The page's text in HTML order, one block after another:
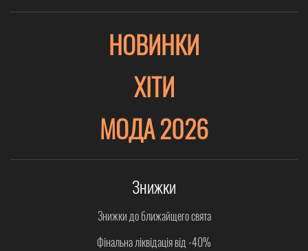
НОВИНКИ
ХІТИ
МОДА 2026
Знижки
Знижки до ближайщего свята
Фінальна ліквідація від -40%